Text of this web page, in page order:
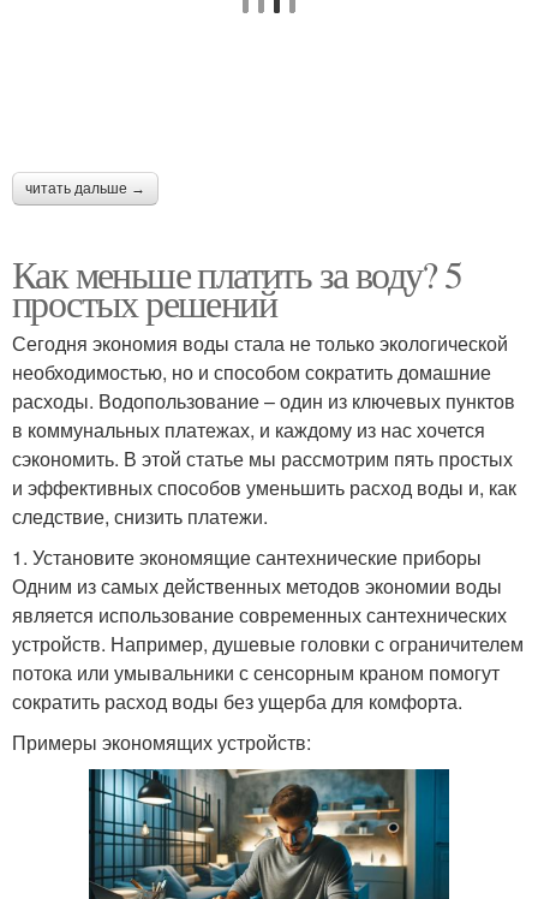
читать дальше →
Как меньше платить за воду? 5
простых решений
Сегодня экономия воды стала не только экологической
необходимостью, но и способом сократить домашние
расходы. Водопользование – один из ключевых пунктов
в коммунальных платежах, и каждому из нас хочется
сэкономить. В этой статье мы рассмотрим пять простых
и эффективных способов уменьшить расход воды и, как
следствие, снизить платежи.
1. Установите экономящие сантехнические приборы
Одним из самых действенных методов экономии воды
является использование современных сантехнических
устройств. Например, душевые головки с ограничителем
потока или умывальники с сенсорным краном помогут
сократить расход воды без ущерба для комфорта.
Примеры экономящих устройств: